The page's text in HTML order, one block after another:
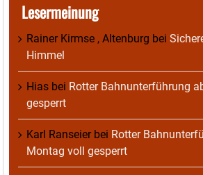
Lesermeinung
Rainer Kirmse , Altenburg bei
Himmel
Hias bei Rotter Bahnunterführung
gesperrt
Karl Ranseierbei Rotter
Montag voll gesperrt